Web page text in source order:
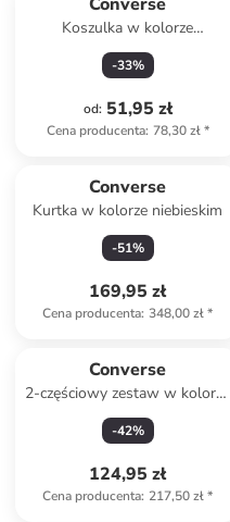
Koszulka w kolorze
antracytowym
-33%
od: 51,95 zł
Cena producenta: 78,30 zł*
Converse
Kurtka w kolorze niebieskim
-51%
169,95 zł
Cena producenta: 348,00 zł*
Converse
2-częściowy zestaw w kolorze
granatowym
-42%
124,95 zł
Cena producenta: 217,50 zł*